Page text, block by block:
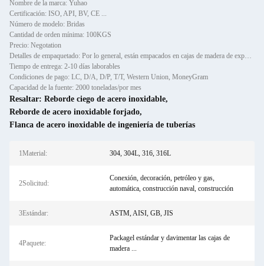
Nombre de la marca: Yuhao
Certificación: ISO, API, BV, CE ...
Número de modelo: Bridas
Cantidad de orden mínima: 100KGS
Precio: Negotation
Detalles de empaquetado: Por lo general, están empacados en cajas de madera de exportación convencionales.
Tiempo de entrega: 2-10 días laborables
Condiciones de pago: LC, D/A, D/P, T/T, Western Union, MoneyGram
Capacidad de la fuente: 2000 toneladas/por mes
Resaltar: Reborde ciego de acero inoxidable,
Reborde de acero inoxidable forjado,
Flanca de acero inoxidable de ingeniería de tuberías
1Material: 304, 304L, 316, 316L
2Solicitud:
Conexión, decoración, petróleo y gas,
automática, construcción naval, construcción
3Estándar: ASTM, AISI, GB, JIS
4Paquete:
Packagel estándar y davimentar las cajas de
madera ...